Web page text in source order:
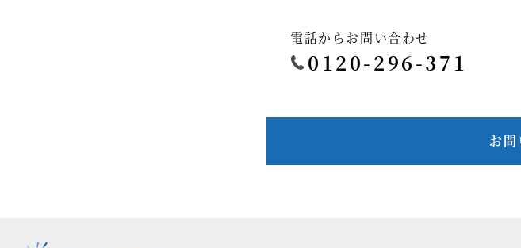
電話からお問い合わせ
0120-296-371
お